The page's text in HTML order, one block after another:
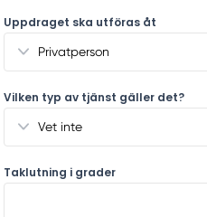
Uppdraget ska utföras åt
Vilken typ av tjänst gäller det?
Taklutning i grader